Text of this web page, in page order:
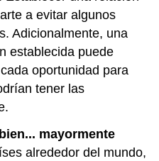
a evitar algunos
Adicionalmente, una
establecida puede
oportunidad para
tener las
mayormente
alrededor del mundo,